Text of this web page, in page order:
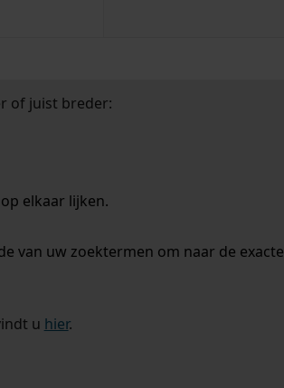
of juist breder:
elkaar lijken.
van uw zoektermen om naar de exacte
u hier.